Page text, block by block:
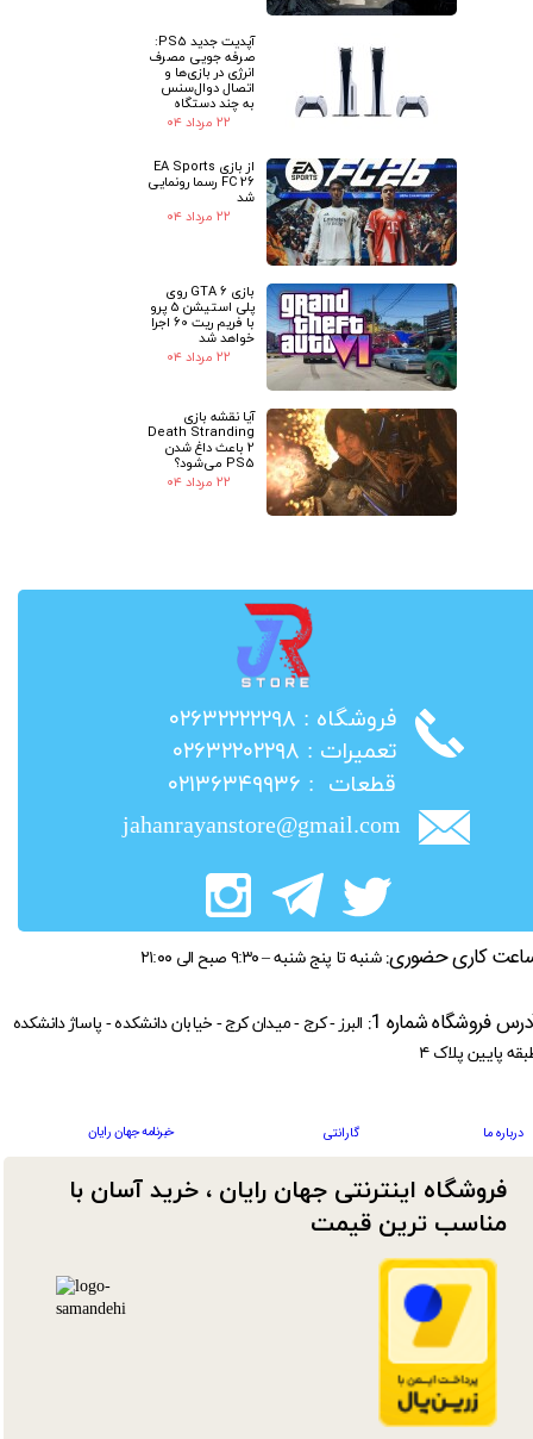
آپدیت جدید PS5:
صرفه جویی مصرف
انرژی در بازی‌ها و
اتصال دوال‌سنس
به چند دستگاه
۲۲ مرداد ۰۴
از بازی EA Sports
FC 26 رسما رونمایی
شد
۲۲ مرداد ۰۴
بازی GTA 6 روی
پلی استیشن 5 پرو
با فریم ریت 60 اجرا
خواهد شد
۲۲ مرداد ۰۴
آیا نقشه بازی
Death Stranding
2 باعث داغ شدن
PS5 می‌شود؟
۲۲ مرداد ۰۴
​فروشگاه : ۰۲۶۳۲۲۲۲۲۹۸
​تعمیرات : ۰۲۶۳۲۲۰۲۲۹۸
​قطعات : ۰۲۱۳۶۳۴۹۹۳۶
jahanrayanstore@gmail.com
فروشگاه اینترنتی جهان رایان ، خرید آسان با
مناسب ترین قیمت​​​​​​​
کاری حضوری: شنبه تا پنج شنبه – ۹:۳۰ صبح الی ۲۱:۰۰
درباره ما گارانتی خبرنامه جهان رایان
فروشگاه شماره 1:
البرز - کرج - میدان کرج - خیابان دانشکده - پاساژ دانشکده
پایین پلاک ۴